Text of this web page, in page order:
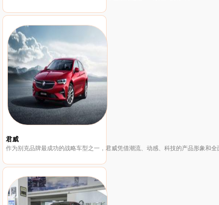
君威
作为别克品牌最成功的战略车型之一，君威凭借潮流、动感、科技的产品形象和